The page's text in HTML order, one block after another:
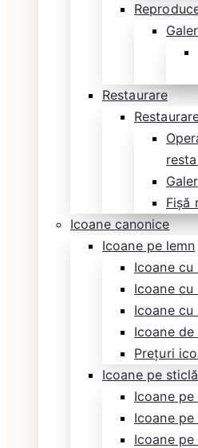
Restaurare
Fișă
Icoane canonice
Icoane pe lemn
Icoane cu
Icoane cu
Icoane cu
Icoane
Prețuri
Icoane pe sticlă
Icoane pe
Icoane pe
Icoane